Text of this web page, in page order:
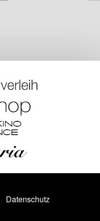
Datenschutz